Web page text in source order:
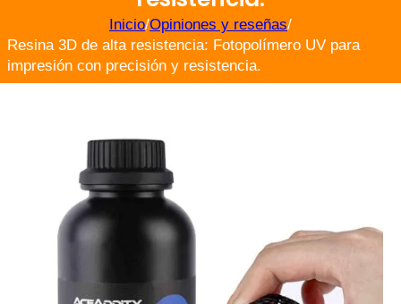
Inicio/Opiniones y reseñas/
Resina 3D de alta resistencia: Fotopolímero UV para
impresión con precisión y resistencia.